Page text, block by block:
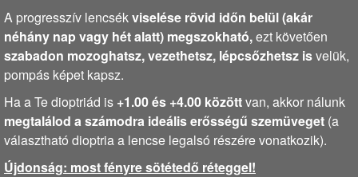
A progresszív lencsékviselése rövid időn belül (akár
néhány nap vagy hét alatt) megszokható,ezt követően
szabadon mozoghatsz, vezethetsz, lépcsőzhetsz isvelük,
pompás képet kapsz.
Ha a Te dioptriád is +1.00 és +4.00 közöttvan, akkor nálunk
megtalálod a számodra ideális erősségű szemüveget (a
választható dioptria a lencse legalsó részére vonatkozik).
Újdonság: most fényre sötétedő réteggel!